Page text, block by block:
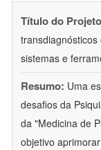
Título do
sistemas e
Resumo: Uma
desafios da
da "Medicina de
objetivo